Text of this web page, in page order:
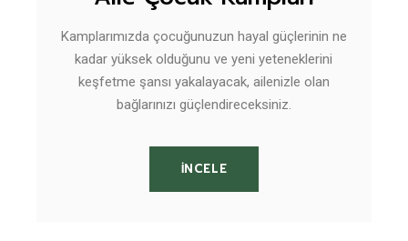
Kamplarımızda çocuğunuzun hayal güçlerinin ne
kadar yüksek olduğunu ve yeni yeteneklerini
keşfetme şansı yakalayacak, ailenizle olan
bağlarınızı güçlendireceksiniz.
İNCELE